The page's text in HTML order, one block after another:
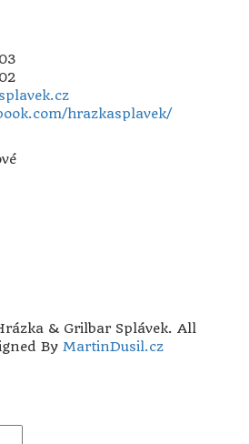
hrazkasplavek/
& Grilbar Splávek. All
By MartinDusil.cz